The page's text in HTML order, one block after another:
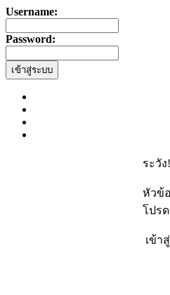
Username:
Password:
ระวัง!
หัวข้
โปร
เข้า